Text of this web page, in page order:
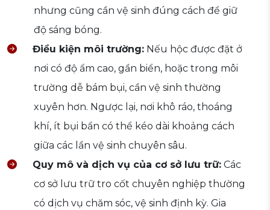
nhưng cũng cần vệ sinh đúng cách để giữ
độ sáng bóng.
Điều kiện môi trường: Nếu hộc được đặt ở
nơi có độ ẩm cao, gần biển, hoặc trong môi
trường dễ bám bụi, cần vệ sinh thường
xuyên hơn. Ngược lại, nơi khô ráo, thoáng
khí, ít bụi bẩn có thể kéo dài khoảng cách
giữa các lần vệ sinh chuyên sâu.
Quy mô và dịch vụ của cơ sở lưu trữ: Các
cơ sở lưu trữ tro cốt chuyên nghiệp thường
có dịch vụ chăm sóc, vệ sinh định kỳ. Gia